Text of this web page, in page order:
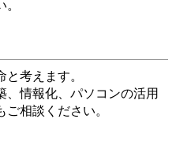
考えます。
、情報化、パソコンの活用
相談ください。